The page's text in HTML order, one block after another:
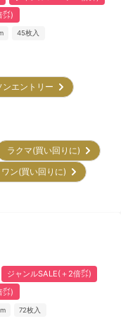
㌽)
45枚入
ンエントリー
ラクマ(買い回りに)
ワン(買い回りに)
ジャンルSALE(＋2倍㌽)
㌽)
72枚入